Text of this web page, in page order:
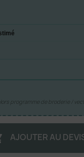
programme de broderie /
AJOUTER AU